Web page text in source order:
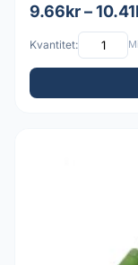
9.66kr –
Kvantitet: